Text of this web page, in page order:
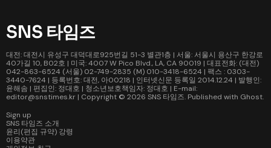
SNS 타임즈
대전: 대전시 유성구 대덕대로925번길 51-3 별관1층 | 서울: 서울시 용산구 한강로
40가길 10, B02호 | 미국: 4007 W Pico Blvd., LA, CA 90019 | 대표전화: (대전)
042-863-6524 (서울) 02-749-2835 (M) 010-3418-6524 | 팩스 : 0303-
3440-7624 | 등록번호: 대전, 아00218 | 인터넷신문 등록일 2014.12.24 | 발행인:
윤해솜 | 편집인: 정대호 | 청소년보호책임자: 정대호 | E-mail:
editor@snstimes.kr | Copyright © 2026 SNS 타임즈. Published with Ghost.
Sign up
SNS 타임즈 소개
윤리(편집 규약) 강령
이용약관